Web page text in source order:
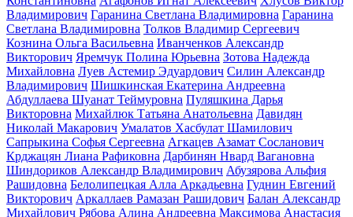
Владимирович Гаранина Светлана Владимировна Гаранина
Светлана Владимировна Толков Владимир Сергеевич
Кознина Ольга Васильевна Иванченков Александр
Викторович Яремчук Полина Юрьевна Зотова Надежда
Михайловна Луев Астемир Эдуардович Силин Александр
Владимирович Шишкинская Екатерина Андреевна
Абдуллаева Шуанат Теймуровна Пуляшкина Дарья
Викторовна Михайлюк Татьяна Анатольевна Давидян
Николай Макарович Умалатов Хасбулат Шамилович
Сапрыкина Софья Сергеевна Агкацев Азамат Сосланович
Крджацян Лиана Рафиковна Дарбинян Нвард Вагановна
Шиндориков Александр Владимирович Абузярова Альфия
Рашидовна Белолипецкая Алла Аркадьевна Гуднин Евгений
Викторович Аркаллаев Рамазан Рашидович Балан Александр
Михайлович Рябова Алина Андреевна Максимова Анастасия